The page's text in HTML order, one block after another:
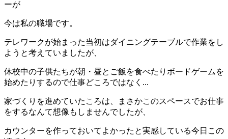
ーが
今は私の職場です。
テレワークが始まった当初はダイニングテーブルで作業をし
ようと考えていましたが、
休校中の子供たちが朝・昼とご飯を食べたりボードゲームを
始めたりするので仕事どころではなく...
家づくりを進めていたころは、まさかこのスペースでお仕事
をするなんて想像もしませんでしたが、
カウンターを作っておいてよかったと実感している今日この